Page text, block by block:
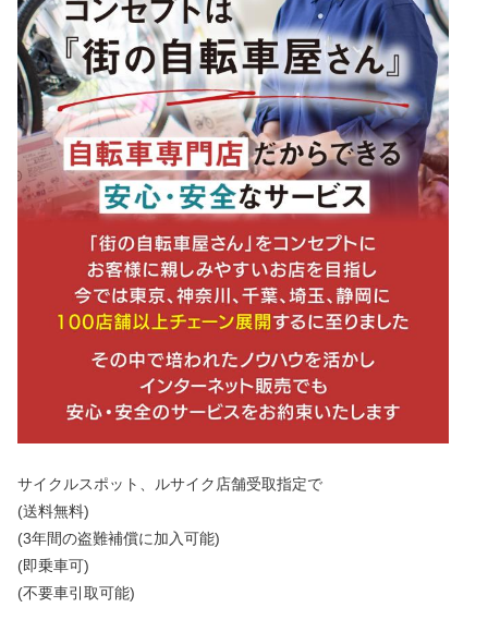
サイクルスポット、ルサイク店舗受取指定で
(送料無料)
(3年間の盗難補償に加入可能)
(即乗車可)
(不要車引取可能)